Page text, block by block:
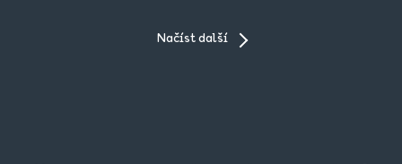
Načíst další